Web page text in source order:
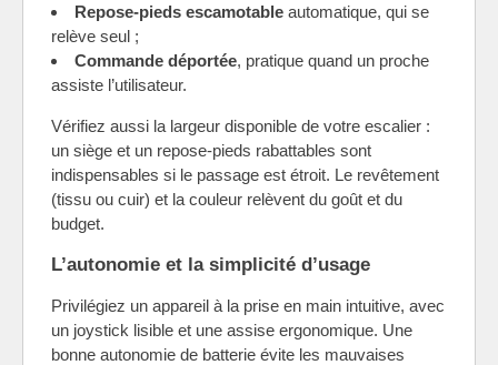
Repose-pieds escamotable automatique, qui se
relève seul ;
Commande déportée, pratique quand un proche
assiste l’utilisateur.
Vérifiez aussi la largeur disponible de votre escalier :
un siège et un repose-pieds rabattables sont
indispensables si le passage est étroit. Le revêtement
(tissu ou cuir) et la couleur relèvent du goût et du
budget.
L’autonomie et la simplicité d’usage
Privilégiez un appareil à la prise en main intuitive, avec
un joystick lisible et une assise ergonomique. Une
bonne autonomie de batterie évite les mauvaises